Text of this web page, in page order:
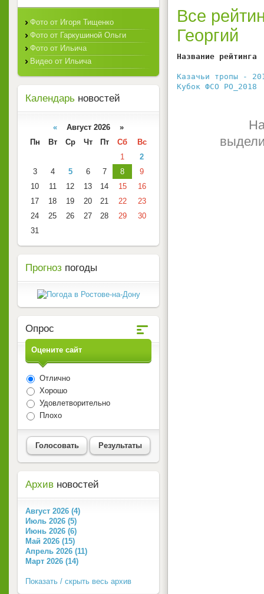
Все
Георгий
Название
Казачьи тропы -
Кубок ФСО РО_2018
Фото от Игоря Тищенко
Фото от Гаркушиной Ольги
Фото от Ильича
Видео от Ильича
Календарь новостей
« Август 2026 »
Пн
Вт Ср Чт Пт Сб
Вс
1
2
3
4 5 6 7 8
9
10
11 12 13 14 15
16
17
18 19 20 21 22
23
24
25 26 27 28 29
30
31
Прогноз погоды
Опрос
Оцените сайт
Отлично
Хорошо
Удовлетворительно
Плохо
Голосовать Результаты
Архив новостей
Август 2026 (4)
Июль 2026 (5)
Июнь 2026 (6)
Май 2026 (15)
Апрель 2026 (11)
Март 2026 (14)
Показать / скрыть весь архив